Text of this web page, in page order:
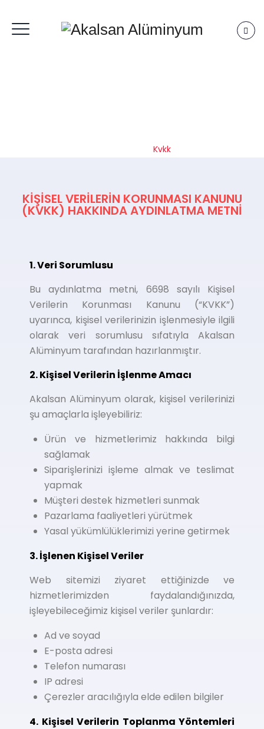
Kvkk
KIŞISEL VERILERIN KORUNMASI KANUNU
(KVKK) HAKKINDA AYDINLATMA METNI
1. Veri Sorumlusu
Bu aydınlatma metni, 6698 sayılı Kişisel
Verilerin Korunması Kanunu (“KVKK”)
uyarınca, kişisel verilerinizin işlenmesiyle ilgili
olarak veri sorumlusu sıfatıyla Akalsan
Alüminyum tarafından hazırlanmıştır.
2. Kişisel Verilerin İşlenme Amacı
Akalsan Alüminyum olarak, kişisel verilerinizi
şu amaçlarla işleyebiliriz:
Ürün ve hizmetlerimiz hakkında bilgi
sağlamak
Siparişlerinizi işleme almak ve teslimat
yapmak
Müşteri destek hizmetleri sunmak
Pazarlama faaliyetleri yürütmek
Yasal yükümlülüklerimizi yerine getirmek
3. İşlenen Kişisel Veriler
Web sitemizi ziyaret ettiğinizde ve
hizmetlerimizden faydalandığınızda,
işleyebileceğimiz kişisel veriler şunlardır:
Ad ve soyad
E-posta adresi
Telefon numarası
IP adresi
Çerezler aracılığıyla elde edilen bilgiler
4. Kişisel Verilerin Toplanma Yöntemleri